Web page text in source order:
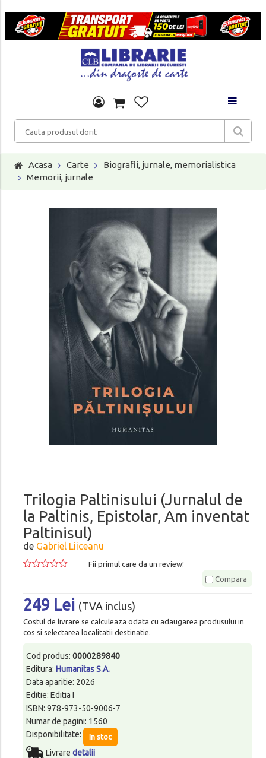
Acasa Carte
Biografii, jurnale, memorialistica
Memorii, jurnale
Trilogia Paltinisului (Jurnalul de
la Paltinis, Epistolar, Am inventat
Paltinisul)
de Gabriel Liiceanu
Fii primul care da un review!
Compara
249 Lei (TVA inclus)
Costul de livrare se calculeaza odata cu adaugarea produsului in
cos si selectarea localitatii destinatie.
Cod produs: 0000289840
Editura: Humanitas S.A.
Data aparitie: 2026
Editie: Editia I
ISBN: 978-973-50-9006-7
Numar de pagini: 1560
Disponibilitate:
In stoc
Livrare detalii